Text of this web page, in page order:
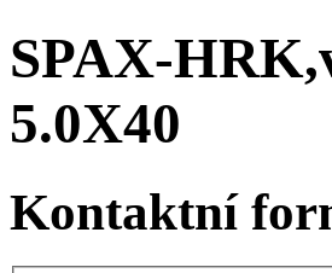
SPAX-
5.0X40
Kontaktní